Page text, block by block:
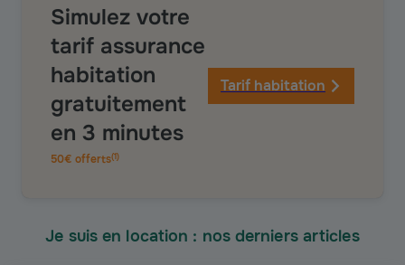
Simulez votre
tarif assurance
habitation
gratuitement
en 3 minutes
50€ offerts(1)
Tarif habitation
Je suis en location : nos derniers articles